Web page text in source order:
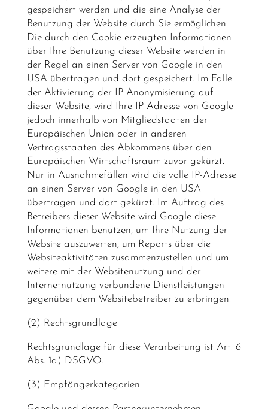
gespeichert werden und die eine Analyse der
Benutzung der Website durch Sie ermöglichen.
Die durch den Cookie erzeugten Informationen
über Ihre Benutzung dieser Website werden in
der Regel an einen Server von Google in den
USA übertragen und dort gespeichert. Im Falle
der Aktivierung der IP-Anonymisierung auf
dieser Website, wird Ihre IP-Adresse von Google
jedoch innerhalb von Mitgliedstaaten der
Europäischen Union oder in anderen
Vertragsstaaten des Abkommens über den
Europäischen Wirtschaftsraum zuvor gekürzt.
Nur in Ausnahmefällen wird die volle IP-Adresse
an einen Server von Google in den USA
übertragen und dort gekürzt. Im Auftrag des
Betreibers dieser Website wird Google diese
Informationen benutzen, um Ihre Nutzung der
Website auszuwerten, um Reports über die
Websiteaktivitäten zusammenzustellen und um
weitere mit der Websitenutzung und der
Internetnutzung verbundene Dienstleistungen
gegenüber dem Websitebetreiber zu erbringen.
(2) Rechtsgrundlage
Rechtsgrundlage für diese Verarbeitung ist Art. 6
Abs. 1a) DSGVO.
(3) Empfängerkategorien